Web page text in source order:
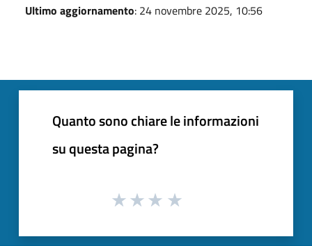
Ultimo aggiornamento: 24 novembre 2025, 10:56
Quanto sono chiare le informazioni
su questa pagina?